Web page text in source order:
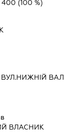
400 (100 %)
ВУЛ.НИЖНІЙ ВАЛ
ВЛАСНИК